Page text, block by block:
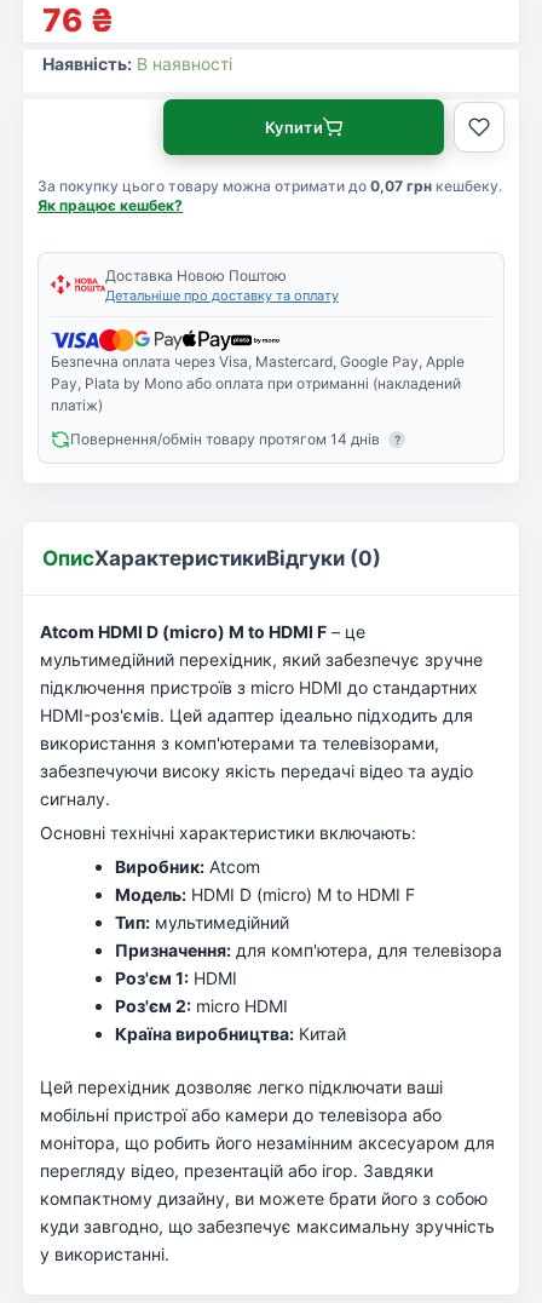
76 ₴
Наявність: В наявності
За покупку цього товару можна отримати до 0,07 грн кешбеку.
Як працює кешбек?
Купити
Доставка Новою Поштою
Детальніше про доставку та оплату
Безпечна оплата через Visa, Mastercard, Google Pay, Apple
Pay, Plata by Mono або оплата при отриманні (накладений
платіж)
Повернення/обмін товару протягом 14 днів
?
ОписХарактеристикиВідгуки (0)
Atcom HDMI D (micro) M to HDMI F – це
мультимедійний перехідник, який забезпечує зручне
підключення пристроїв з micro HDMI до стандартних
HDMI-роз'ємів. Цей адаптер ідеально підходить для
використання з комп'ютерами та телевізорами,
забезпечуючи високу якість передачі відео та аудіо
сигналу.
Основні технічні характеристики включають:
Виробник: Atcom
Модель: HDMI D (micro) M to HDMI F
Тип: мультимедійний
Призначення: для комп'ютера, для телевізора
Роз'єм 1: HDMI
Роз'єм 2: micro HDMI
Країна виробництва: Китай
Цей перехідник дозволяє легко підключати ваші
мобільні пристрої або камери до телевізора або
монітора, що робить його незамінним аксесуаром для
перегляду відео, презентацій або ігор. Завдяки
компактному дизайну, ви можете брати його з собою
куди завгодно, що забезпечує максимальну зручність
у використанні.